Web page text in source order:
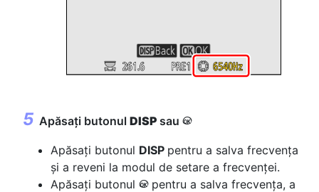
Apăsați butonul DISP sau J
Apăsați butonul DISP pentru a salva frecvența
și a reveni la modul de setare a frecvenței.
Apăsați butonul J pentru a salva frecvența, a